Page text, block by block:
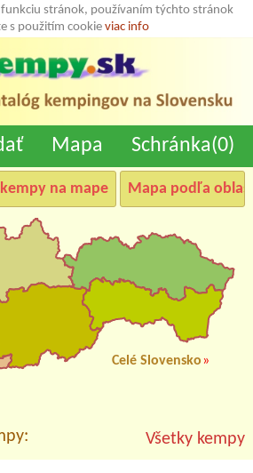
stránok, používaním týchto stránok
s použitím cookie viac info
Mapa Schránka(0)
kempy na mape Mapa podľa
Celé Slovensko»
Všetky kempy